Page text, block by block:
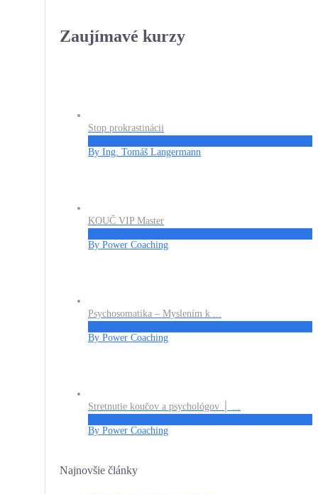
Zaujímavé kurzy
Stop prokrastinácii
By Ing. Tomáš Langermann
KOUČ VIP Master
By Power Coaching
Psychosomatika – Myslením k ...
By Power Coaching
Stretnutie koučov a psychológov │ ...
By Power Coaching
Najnovšie články